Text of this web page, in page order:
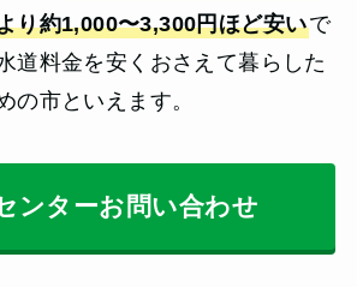
り約1,000〜3,300円ほど安いで
道料金を安くおさえて暮らした
の市といえます。
ンターお問い合わせ